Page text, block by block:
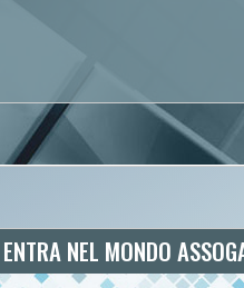
ENTRA NEL MONDO